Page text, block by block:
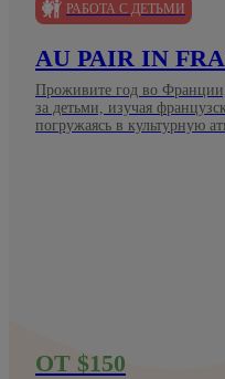
РАБОТА С ДЕТЬМИ
AU PAIR IN
Проживите год во
за детьми, изучая
погружаясь в культурную
ОТ $150